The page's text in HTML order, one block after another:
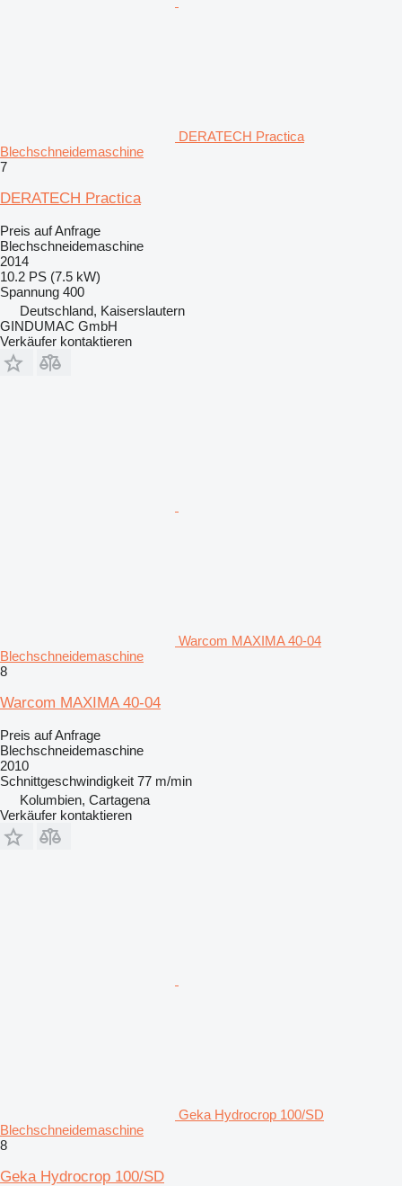
DERATECH Practica
Blechschneidemaschine
7
DERATECH Practica
Preis auf Anfrage
Blechschneidemaschine
2014
10.2 PS (7.5 kW)
Spannung 400
Deutschland, Kaiserslautern
GINDUMAC GmbH
Verkäufer kontaktieren
Warcom MAXIMA 40-04
Blechschneidemaschine
8
Warcom MAXIMA 40-04
Preis auf Anfrage
Blechschneidemaschine
2010
Schnittgeschwindigkeit 77 m/min
Kolumbien, Cartagena
Verkäufer kontaktieren
Geka Hydrocrop 100/SD
Blechschneidemaschine
8
Geka Hydrocrop 100/SD